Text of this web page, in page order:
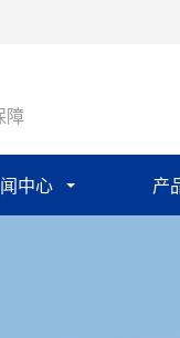
障
中心 产